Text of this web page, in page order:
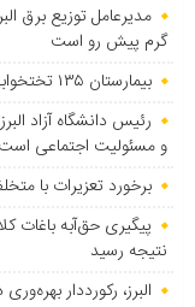
مدیرعامل توزیع برق
گرم پیش رو است
بیمارستان ۱۳۵ تختخوابی ولیعصر کمالشهر در آستانه بهره‌برداری کامل
رئیس دانشگاه آزاد
و مسئولیت اجتماعی است
برخورد تعزیرات با متخلفان
پیگیری حق‌آبه باغات
نتیجه رسید
البرز، رکورددار